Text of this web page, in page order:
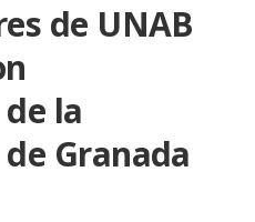
de UNAB
la
Granada